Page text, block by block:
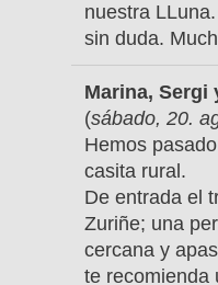
nuestra
sin duda.
Marina, Sergi
(sábado, 20.
Hemos
casita rural.
De entrada el
Zuriñe; una
cercana y
te recomienda